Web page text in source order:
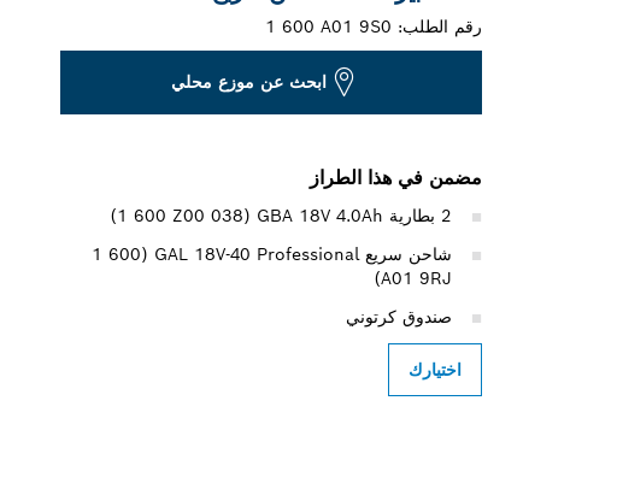
رقم الطلب: 1 600 A01 9S0
ابحث عن موزع محلي
مضمن في هذا الطراز
2 بطارية GBA 18V 4.0Ah ‏(‎1 600 Z00 038)
شاحن سريع GAL 18V-40 Professional ‏(‎1 600
A01 9RJ)
صندوق كرتوني
اختيارك